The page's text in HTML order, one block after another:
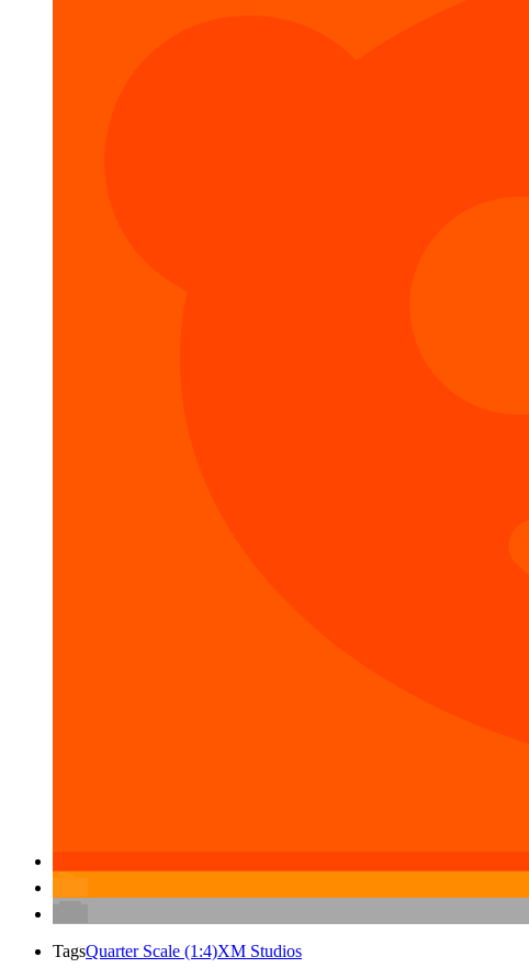
TagsQuarter Scale (1:4)XM Studios